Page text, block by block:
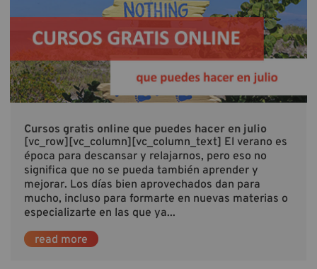
Cursos gratis online que puedes hacer en julio
[vc_row][vc_column][vc_column_text] El verano es
época para descansar y relajarnos, pero eso no
significa que no se pueda también aprender y
mejorar. Los días bien aprovechados dan para
mucho, incluso para formarte en nuevas materias o
especializarte en las que ya...
read more